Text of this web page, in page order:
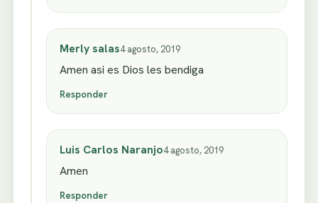
Merly salas4 agosto, 2019
Amen asi es Dios les bendiga
Responder
Luis Carlos Naranjo4 agosto, 2019
Amen
Responder